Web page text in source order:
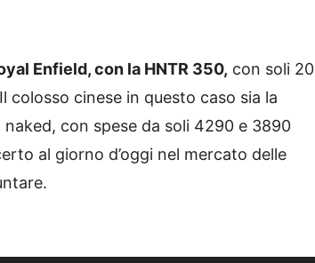
Enfield, con la HNTR 350, con soli 20
Il colosso cinese in questo caso sia la
con spese da soli 4290 e 3890
al giorno d’oggi nel mercato delle